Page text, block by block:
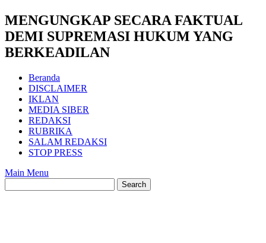
MENGUNGKAP SECARA FAKTUAL
DEMI SUPREMASI HUKUM YANG
BERKEADILAN
Beranda
DISCLAIMER
IKLAN
MEDIA SIBER
REDAKSI
RUBRIKA
SALAM REDAKSI
STOP PRESS
Main Menu